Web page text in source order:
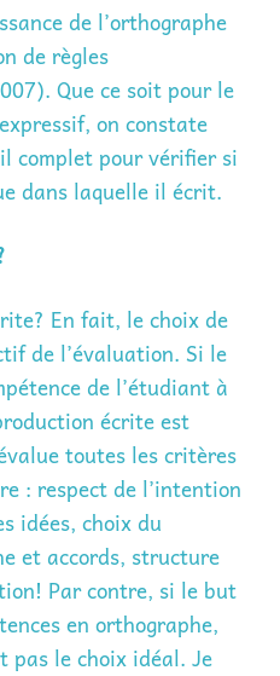
de l’orthographe
de règles
Que ce soit pour le
on constate
complet pour vérifier si
dans laquelle il écrit.
En fait, le choix de
de l’évaluation. Si le
de l’étudiant à
écrite est
toutes les critères
: respect de l’intention
idées, choix du
et accords, structure
Par contre, si le but
en orthographe,
pas le choix idéal. Je